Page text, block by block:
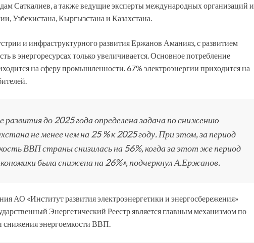
Саткалиев, а также ведущие эксперты международных организаций и
Узбекистана, Кыргызстана и Казахстана.
и инфраструктурного развития Ержанов Аманияз, с развитием
в энергоресурсах только увеличивается. Основное потребление
на сферу промышленности. 67% электроэнергии приходится на
развития до 2025 года определена задача по снижению
не менее чем на 25 % к 2025 году. При этом, за период
ВВП страны снизилась на 56%, когда за этот же период
была снижена на 26%», подчеркнул А.Ержанов.
АО «Институт развития электроэнергетики и энергосбережения»
Энергетический Реестр является главным механизмом по
энергоемкости ВВП.